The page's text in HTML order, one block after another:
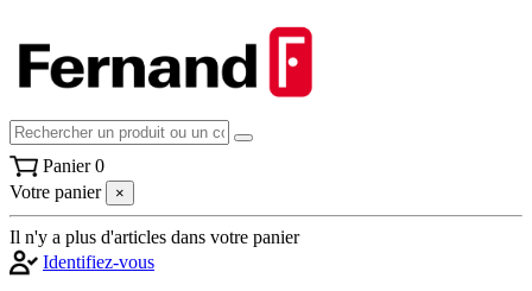
Panier 0
Votre panier
×
Il n'y a plus d'articles dans votre panier
Identifiez-vous